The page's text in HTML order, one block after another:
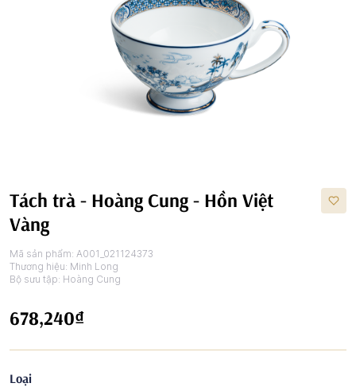
Tách trà - Hoàng Cung - Hồn Việt
Vàng
Mã sản phẩm: A001_021124373
Thương hiệu: Minh Long
Bộ sưu tập: Hoàng Cung
678,240₫
Loại